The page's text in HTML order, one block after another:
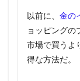
以前に、 金の
ョッピングの
市場で買うよ
得な方法だ。